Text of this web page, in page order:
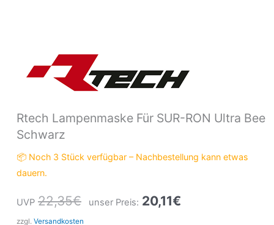
Rtech Lampenmaske Für SUR-RON Ultra Bee
Schwarz
📦 Noch 3 Stück verfügbar – Nachbestellung kann etwas
dauern.
UVP 22,35€ unser Preis: 20,11€
zzgl. Versandkosten